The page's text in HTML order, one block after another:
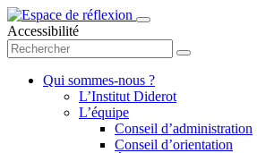
Accessibilité
Qui sommes-nous ?
L’Institut Diderot
L’équipe
Conseil d’administration
Conseil d’orientation